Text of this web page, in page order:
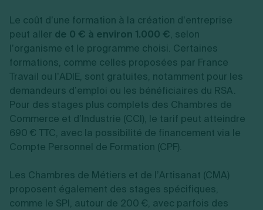
Le coût d’une formation à la création d’entreprise
peut aller de 0 € à environ 1.000 €, selon
l’organisme et le programme choisi. Certaines
formations, comme celles proposées par France
Travail ou l’ADIE, sont gratuites, notamment pour les
demandeurs d’emploi ou les bénéficiaires du RSA.
Pour des stages plus complets des Chambres de
Commerce et d’Industrie (CCI), le tarif peut atteindre
690 € TTC, avec la possibilité de financement via le
Compte Personnel de Formation (CPF).
Les Chambres de Métiers et de l’Artisanat (CMA)
proposent également des stages spécifiques,
comme le SPI, autour de 200 €, avec parfois des